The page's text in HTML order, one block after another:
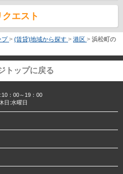
エスト
プ > (賃貸)地域から探す > 港区 > 浜松町の
トップに戻る
：00～19：00
日:水曜日